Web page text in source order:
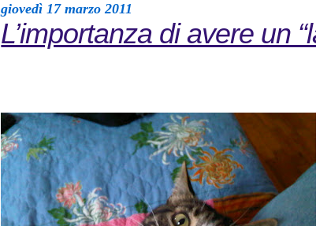
giovedì 17 marzo 2011
L’importanza di avere un